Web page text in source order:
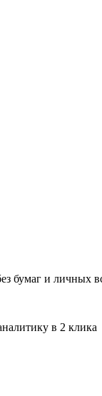
бумаг и личных
в 2 клика